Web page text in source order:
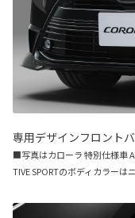
専用デザインフロント
■写真はカローラ 特別仕様車
TIVE SPORTのボディカラーは